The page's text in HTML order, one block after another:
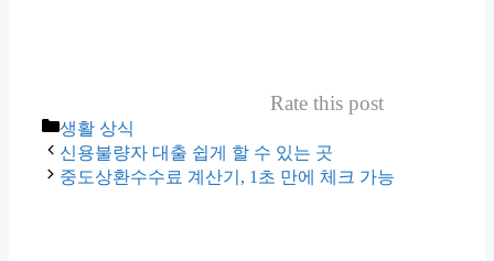
Rate this post
카
테
고
생활 상식
신용불량자 대출 쉽게 할 수 있는 곳
중도상환수수료 계산기, 1초 만에 체크 가능